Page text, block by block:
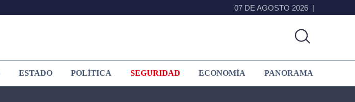
07 DE AGOSTO 2026
ESTADO POLÍTICA SEGURIDAD ECONOMÍA PANORAMA